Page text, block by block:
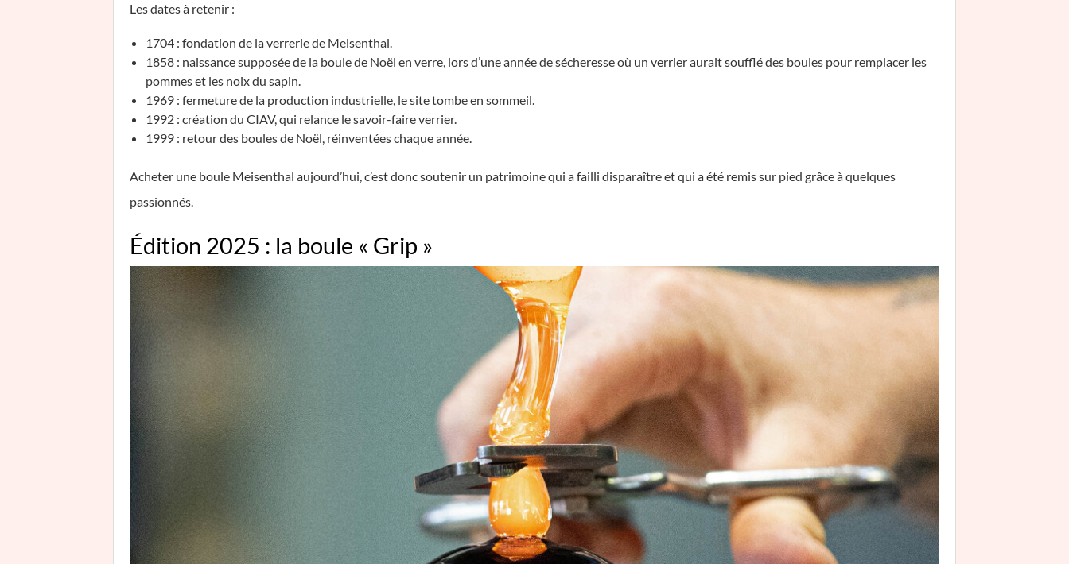
Les dates à retenir :
1704 : fondation de la verrerie de Meisenthal.
1858 : naissance supposée de la boule de Noël en verre, lors d’une année de sécheresse où un verrier aurait soufflé des boules pour remplacer les
pommes et les noix du sapin.
1969 : fermeture de la production industrielle, le site tombe en sommeil.
1992 : création du CIAV, qui relance le savoir-faire verrier.
1999 : retour des boules de Noël, réinventées chaque année.
Acheter une boule Meisenthal aujourd’hui, c’est donc soutenir un patrimoine qui a failli disparaître et qui a été remis sur pied grâce à quelques
passionnés.
Édition 2025 : la boule « Grip »